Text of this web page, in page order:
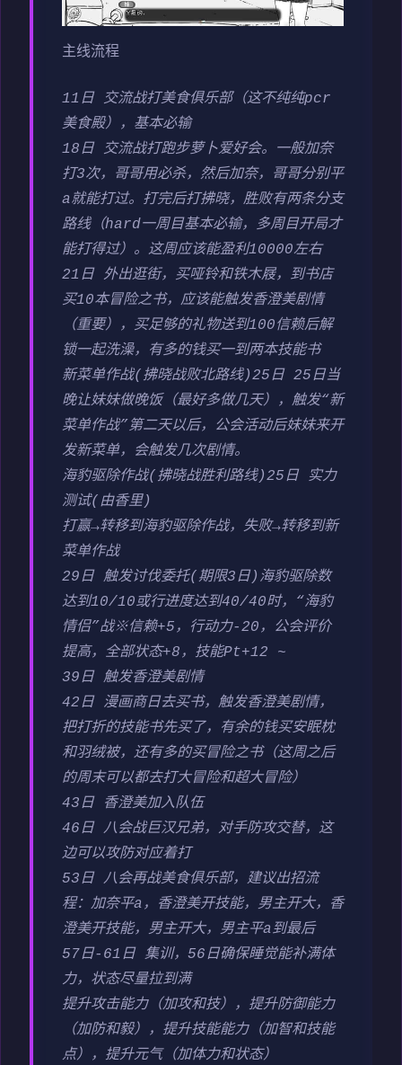
主线流程
11日 交流战打美食俱乐部（这不纯纯pcr
美食殿），基本必输
18日 交流战打跑步萝卜爱好会。一般加奈
打3次，哥哥用必杀，然后加奈，哥哥分别平
a就能打过。打完后打拂晓，胜败有两条分支
路线（hard一周目基本必输，多周目开局才
能打得过）。这周应该能盈利10000左右
21日 外出逛街，买哑铃和铁木屐，到书店
买10本冒险之书，应该能触发香澄美剧情
（重要），买足够的礼物送到100信赖后解
锁一起洗澡，有多的钱买一到两本技能书
新菜单作战(拂晓战败北路线)25日 25日当
晚让妹妹做晚饭（最好多做几天），触发“新
菜单作战”第二天以后，公会活动后妹妹来开
发新菜单，会触发几次剧情。
海豹驱除作战(拂晓战胜利路线)25日 实力
测试(由香里)
打赢→转移到海豹驱除作战，失败→转移到新
菜单作战
29日 触发讨伐委托(期限3日)海豹驱除数
达到10/10或行进度达到40/40时，“海豹
情侣”战※信赖+5，行动力-20，公会评价
提高，全部状态+8，技能Pt+12 ~
39日 触发香澄美剧情
42日 漫画商日去买书，触发香澄美剧情，
把打折的技能书先买了，有余的钱买安眠枕
和羽绒被，还有多的买冒险之书（这周之后
的周末可以都去打大冒险和超大冒险）
43日 香澄美加入队伍
46日 八会战巨汉兄弟，对手防攻交替，这
边可以攻防对应着打
53日 八会再战美食俱乐部，建议出招流
程：加奈平a，香澄美开技能，男主开大，香
澄美开技能，男主开大，男主平a到最后
57日-61日 集训，56日确保睡觉能补满体
力，状态尽量拉到满
提升攻击能力（加攻和技），提升防御能力
（加防和毅），提升技能能力（加智和技能
点），提升元气（加体力和状态）